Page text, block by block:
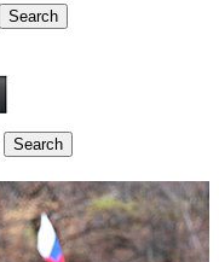
Search
Search